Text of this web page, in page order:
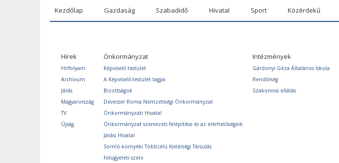
Kezdőlap Gazdaság Szabadidő Hivatal Sport Közérdekű
Hírek
Hírfolyam
Archívum
Járás
Magyarország
TV
Újság
Önkormányzat
Képviselő testület
A Képviselő-testület tagjai
Bizottságok
Devecser Roma Nemzetiségi Önkormányzat
Önkormányzati Hivatal
Önkormányzat szervezeti felépítése és az elérhetőségeik
Járási Hivatal
Somló-környéki Többcélú Kistérségi Társulás
Felügyeleti szerv
Intézmények
Gárdonyi Géza Általános Iskola
Rendőrség
Szakorvosi ellátás